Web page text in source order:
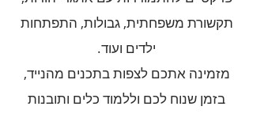
תקשורת משפחתית, גבולות, התפתחות
ילדים ועוד.
מזמינה אתכם לצפות בתכנים מהנייד,
בזמן שנוח לכם וללמוד כלים ותובנות